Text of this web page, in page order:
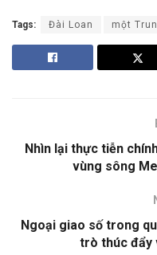
Tags: Đài Loan một
Nhìn lại thực tiễn
vùng sông
Ngoại giao số trong
trò thúc đẩy